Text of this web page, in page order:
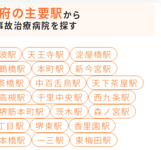
の主要駅から
故治療病院を探す
駅 天王寺駅
淀屋橋駅
橋駅 本町駅
新今宮駅
橋駅 中百舌鳥駅
天下茶屋駅
高槻駅 千里中央駅
西九条駅
筋本町駅 茨木駅
森ノ宮駅
目駅 堺東駅
香里園駅
橋駅 一三駅 東梅田駅